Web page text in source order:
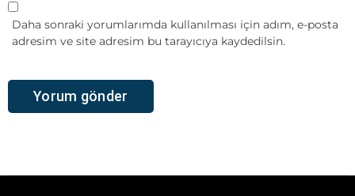
Daha sonraki yorumlarımda kullanılması için adım, e-posta
adresim ve site adresim bu tarayıcıya kaydedilsin.